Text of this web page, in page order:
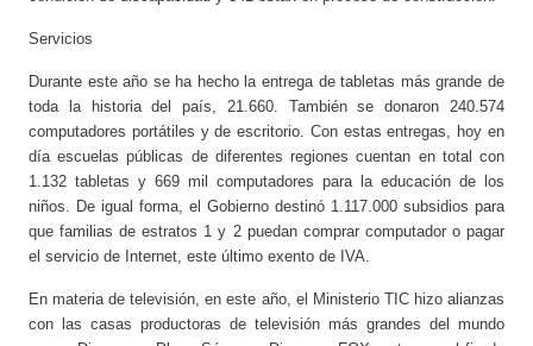
Servicios
Durante este año se ha hecho la entrega de tabletas más grande de
toda la historia del país, 21.660. También se donaron 240.574
computadores portátiles y de escritorio. Con estas entregas, hoy en
día escuelas públicas de diferentes regiones cuentan en total con
1.132 tabletas y 669 mil computadores para la educación de los
niños. De igual forma, el Gobierno destinó 1.117.000 subsidios para
que familias de estratos 1 y 2 puedan comprar computador o pagar
el servicio de Internet, este último exento de IVA.
En materia de televisión, en este año, el Ministerio TIC hizo alianzas
con las casas productoras de televisión más grandes del mundo